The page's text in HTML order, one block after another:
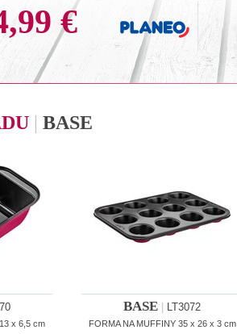
€
| BASE
x 6,5 cm
BASE LT3072
FORMA NA MUFFINY 35 x 26 x 3 cm